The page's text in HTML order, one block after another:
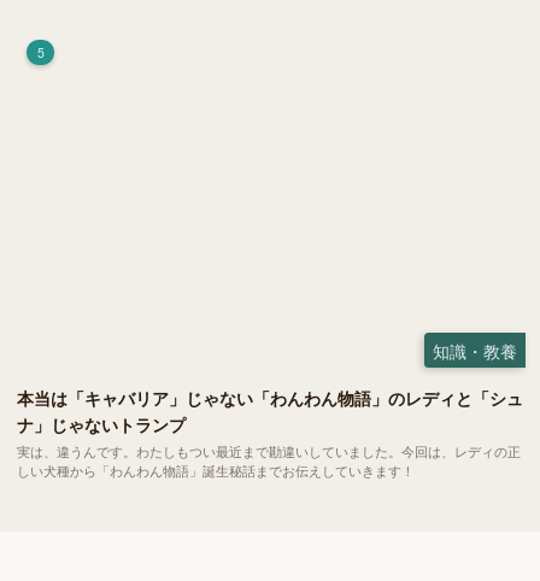
5
知識・教養
本当は「キャバリア」じゃない「わんわん物語」のレディと「シュ
ナ」じゃないトランプ
実は、違うんです。わたしもつい最近まで勘違いしていました。今回は、レディの正
しい犬種から「わんわん物語」誕生秘話までお伝えしていきます！